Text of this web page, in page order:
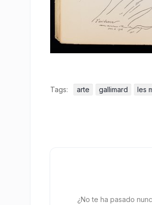
Tags: arte gallimard les
¿No te ha pasado